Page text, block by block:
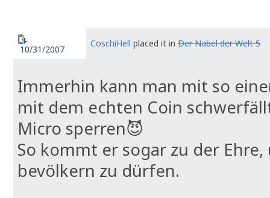
10/31/2007 CoschiHell placed it in Der Nabel der Welt 5
Immerhin kann man mit so
mit dem echten Coin
Micro sperren😈
So kommt er sogar zu der
bevölkern zu dürfen.